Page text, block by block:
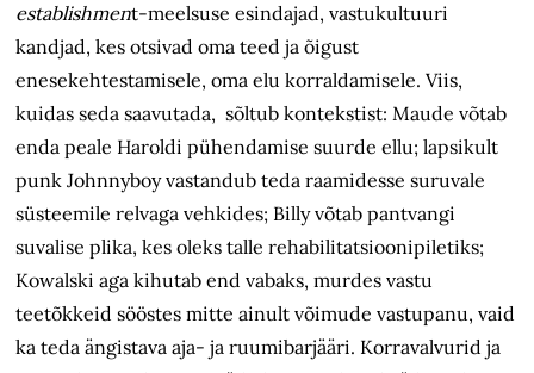
establishment-meelsuse esindajad, vastukultuuri
kandjad, kes otsivad oma teed ja õigust
enesekehtestamisele, oma elu korraldamisele. Viis,
kuidas seda saavutada, sõltub kontekstist: Maude võtab
enda peale Haroldi pühendamise suurde ellu; lapsikult
punk Johnnyboy vastandub teda raamidesse suruvale
süsteemile relvaga vehkides; Billy võtab pantvangi
suvalise plika, kes oleks talle rehabilitatsioonipiletiks;
Kowalski aga kihutab end vabaks, murdes vastu
teetõkkeid sööstes mitte ainult võimude vastupanu, vaid
ka teda ängistava aja- ja ruumibarjääri. Korravalvurid ja